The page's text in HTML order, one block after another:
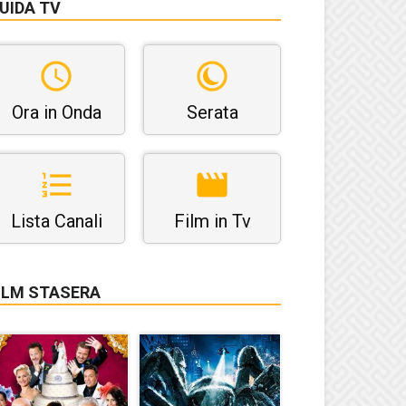
TV
Ora in Onda Serata
Lista Canali Film in Tv
STASERA